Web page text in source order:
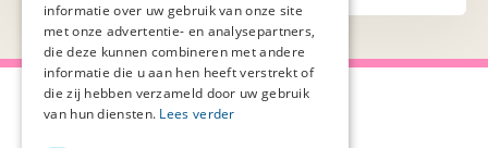
informatie over uw gebruik van onze site
met onze advertentie- en analysepartners,
die deze kunnen combineren met andere
informatie die u aan hen heeft verstrekt of
die zij hebben verzameld door uw gebruik
van hun diensten. Lees verder